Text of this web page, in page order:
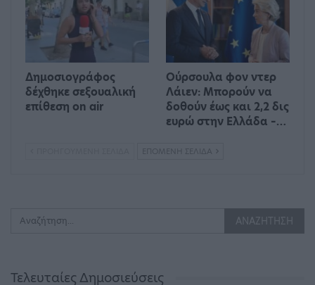
Δημοσιογράφος
δέχθηκε σεξουαλική
επίθεση on air
Ούρσουλα φον ντερ
Λάιεν: Μπορούν να
δοθούν έως και 2,2 δις
ευρώ στην Ελλάδα –…
ΕΠΌΜΕΝΗ ΣΕΛΊΔΑ
Τελευταίες Δημοσιεύσεις